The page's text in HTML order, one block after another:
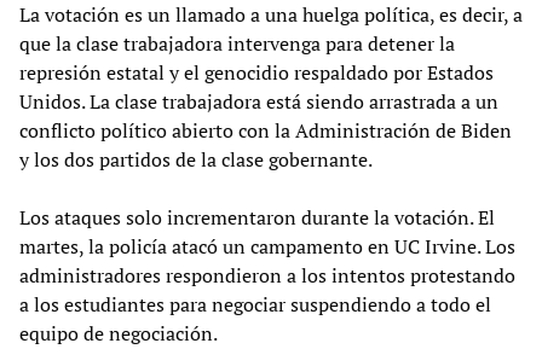
La votación es un llamado a una huelga política, es decir, a
que la clase trabajadora intervenga para detener la
represión estatal y el genocidio respaldado por Estados
Unidos. La clase trabajadora está siendo arrastrada a un
conflicto político abierto con la Administración de Biden
y los dos partidos de la clase gobernante.
Los ataques solo incrementaron durante la votación. El
martes, la policía atacó un campamento en UC Irvine. Los
administradores respondieron a los intentos protestando
a los estudiantes para negociar suspendiendo a todo el
equipo de negociación.